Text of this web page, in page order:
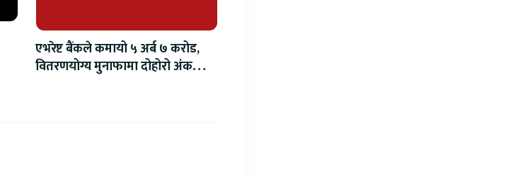
एभरेष्ट बैंकले कमायो ५ अर्ब ७ करोड,
वितरणयोग्य मुनाफामा दोहोरो अंकको